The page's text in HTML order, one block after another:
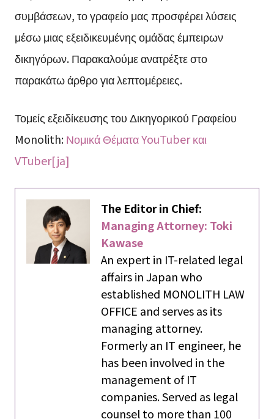
συμβάσεων, το γραφείο μας προσφέρει λύσεις
μέσω μιας εξειδικευμένης ομάδας έμπειρων
δικηγόρων. Παρακαλούμε ανατρέξτε στο
παρακάτω άρθρο για λεπτομέρειες.
Τομείς εξειδίκευσης του Δικηγορικού Γραφείου
Monolith:Νομικά Θέματα YouTuber και
VTuber[ja]
The Editor in Chief:
Managing Attorney: Toki
Kawase
An expert in IT-related legal
affairs in Japan who
established MONOLITH LAW
OFFICE and serves as its
managing attorney.
Formerly an IT engineer, he
has been involved in the
management of IT
companies. Served as legal
counsel to more than 100